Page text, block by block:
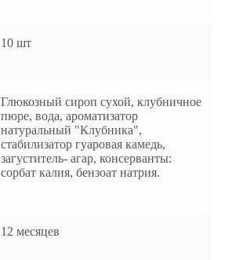
10 шт
Глюкозный сироп сухой, клубничное
пюре, вода, ароматизатор
натуральный "Клубника",
стабилизатор гуаровая камедь,
загуститель- агар, консерванты:
сорбат калия, бензоат натрия.
12 месяцев